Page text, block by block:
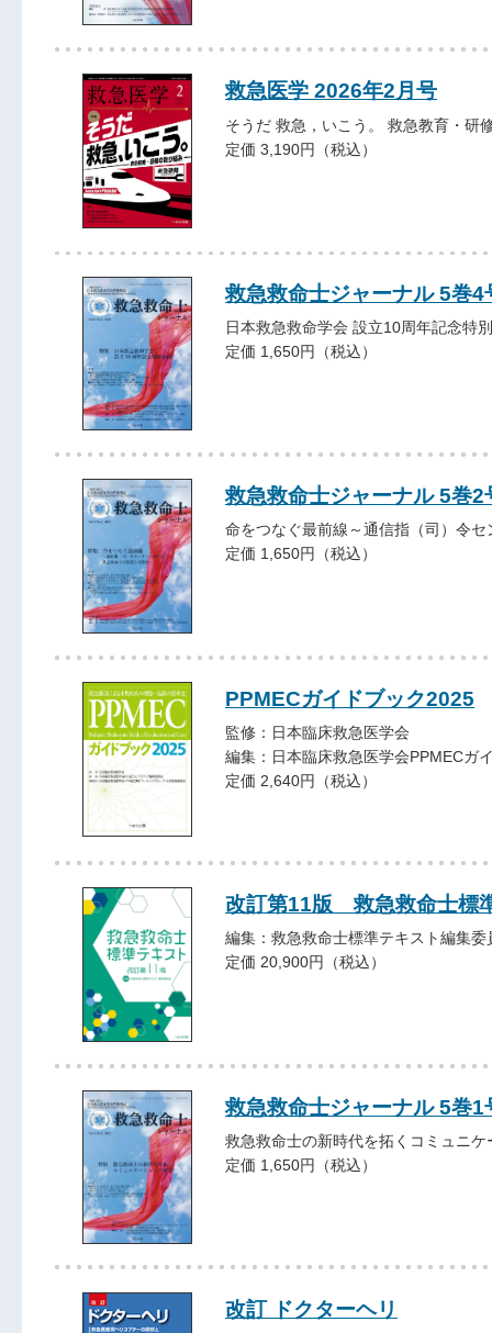
救急医学 2026年2月号
そうだ 救急，いこう。 救急教育・研
定価 3,190円（税込）
救急救命士ジャーナル 5巻
日本救急救命学会 設立10周年記念特
定価 1,650円（税込）
救急救命士ジャーナル 5巻
命をつなぐ最前線～通信指（司）令
定価 1,650円（税込）
PPMECガイドブック2025
監修：日本臨床救急医学会
編集：日本臨床救急医学会PPMECガ
定価 2,640円（税込）
改訂第11版 救急救命士標
編集：救急救命士標準テキスト編集委
定価 20,900円（税込）
救急救命士ジャーナル 5巻
救急救命士の新時代を拓くコミュニケ
定価 1,650円（税込）
改訂 ドクターヘリ